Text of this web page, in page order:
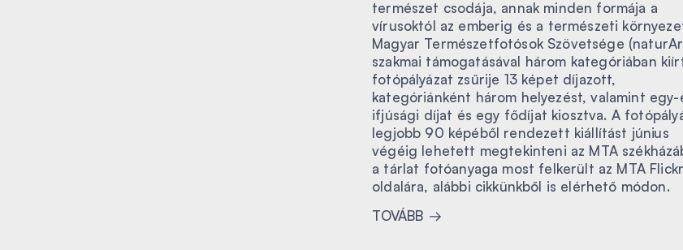
természet csodája, annak minden formája a
vírusoktól az emberig és a természeti
Magyar Természetfotósok Szövetsége
szakmai támogatásával három kategóriában
fotópályázat zsűrije 13 képet díjazott,
kategóriánként három helyezést, valamint egy-
ifjúsági díjat és egy fődíjat kiosztva. A
legjobb 90 képéből rendezett kiállítást június
végéig lehetett megtekinteni az MTA
a tárlat fotóanyaga most felkerült az MTA Flickr
oldalára, alábbi cikkünkből is elérhető módon.
TOVÁBB